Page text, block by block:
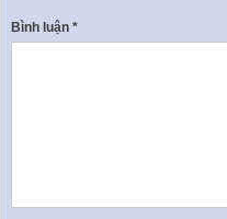
Bình luận *